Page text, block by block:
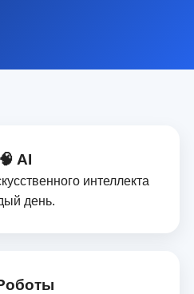
🧠 AI
интеллекта
день.